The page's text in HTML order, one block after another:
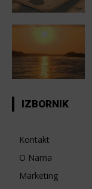
IZBORNIK
Kontakt
O Nama
Marketing